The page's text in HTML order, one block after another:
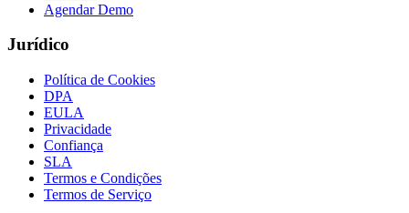
Agendar Demo
Jurídico
Política de Cookies
DPA
EULA
Privacidade
Confiança
SLA
Termos e Condições
Termos de Serviço